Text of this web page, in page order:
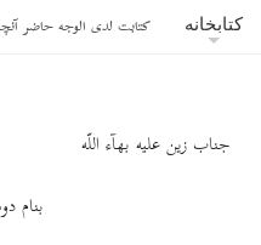
کتابخانه کتابت لدی الوجه حاضر
جناب زین علیه بهآء اللّه
بنام